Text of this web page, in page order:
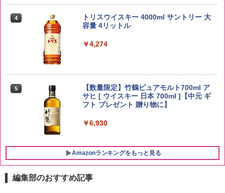
らめき 5kg 令和7年産
5kg 長野県産 令和7年産
￥3,980
4
トリスウイスキー 4000ml サントリー 大
容量 4リットル
￥4,274
5
【数量限定】竹鶴ピュアモルト700ml ア
サヒ [ ウイスキー 日本 700ml ]【中元 ギ
フト プレゼント 贈り物に】
￥6,930
Amazonランキングをもっと見る
編集部のおすすめ記事